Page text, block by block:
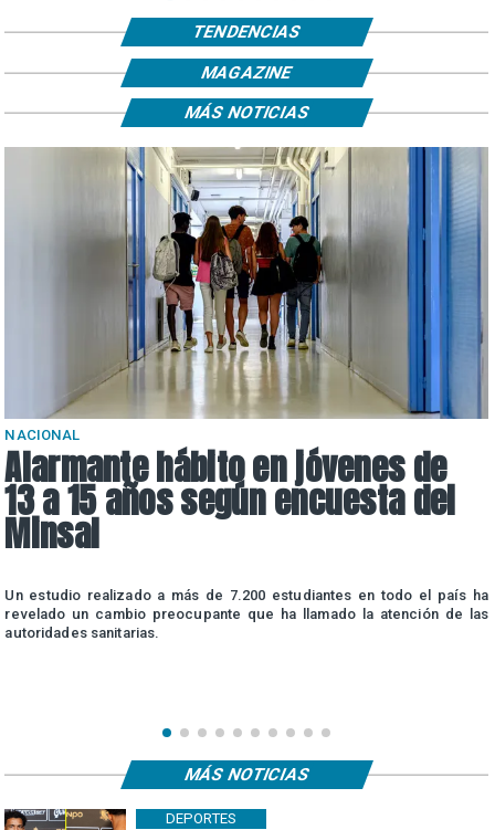
TENDENCIAS
MAGAZINE
NACIONAL
Alarmante hábito en jóvenes de
13 a 15 años según encuesta del
Minsal
Un estudio realizado a más de 7.200 estudiantes en todo el país ha
revelado un cambio preocupante que ha llamado la atención de las
autoridades sanitarias.
MÁS NOTICIAS
DEPORTES
MÁS NOTICIAS